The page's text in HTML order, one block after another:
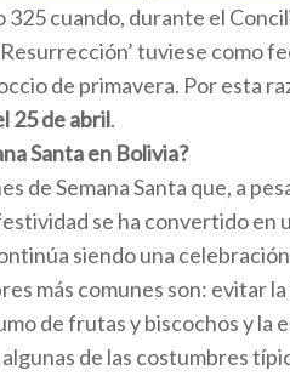
325 cuando, durante el
Resurrección’ tuviese como
de primavera. Por esta
25 de abril.
Santa en Bolivia?
de Semana Santa que, a
se ha convertido en
siendo una
más comunes son: evitar
de frutas y biscochos y la
de las costumbres